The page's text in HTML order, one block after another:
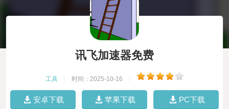
讯飞加速器免费
工具 时间：2025-10-16
安卓下载 苹果下载 PC下载